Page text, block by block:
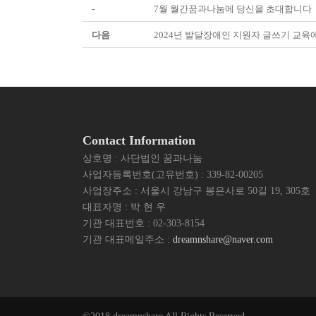
- 7월 월간꿈과나눔에 당신을 초대합니다
다음 2024년 발달장애인 지원자 글쓰기 교육
Contact Information
상호명 : 사단법인 꿈과나눔
사업자등록번호(고유번호) : 339-82-00205
사업장주소 : 서울시 강남구 봉은사로 50길 19, 305호
대표자명 : 박 현 우
기관 대표번호 : 02-303-8154
기관 대표메일주소 : dreamnshare@naver.com